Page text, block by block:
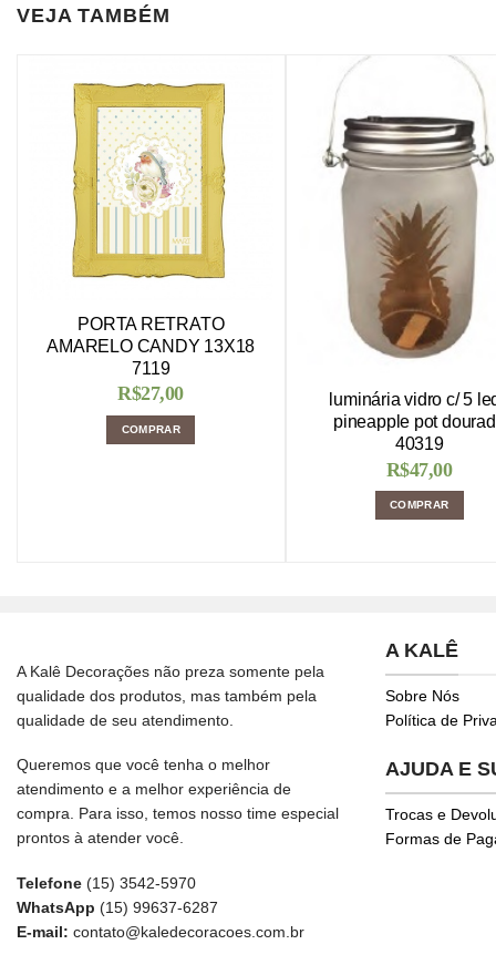
VEJA TAMBÉM
PORTA RETRATO
AMARELO CANDY 13X18
7119
R$27,00
COMPRAR
luminária vidro c/ 5
pineapple pot
40319
R$47,00
COMPRAR
A Kalê Decorações não preza somente pela
qualidade dos produtos, mas também pela
qualidade de seu atendimento.
Queremos que você tenha o melhor
atendimento e a melhor experiência de
compra. Para isso, temos nosso time especial
prontos à atender você.
Telefone (15) 3542-5970
WhatsApp (15) 99637-6287
E-mail: contato@kaledecoracoes.com.br
A KALÊ
Sobre Nós
Política de
AJUDA E
Trocas e
Formas de